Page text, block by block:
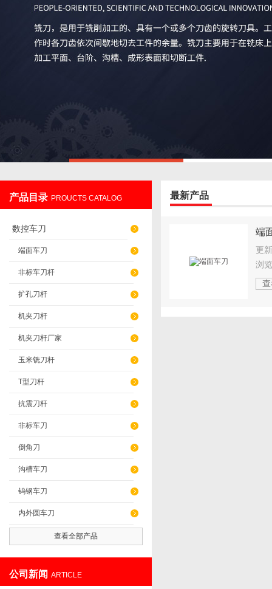
产品目录 PROUCTS CATALOG
数控车刀
端面车刀
非标车刀杆
扩孔刀杆
机夹刀杆
机夹刀杆厂家
玉米铣刀杆
T型刀杆
抗震刀杆
非标车刀
倒角刀
沟槽车刀
钨钢车刀
内外圆车刀
查看全部产品
公司新闻 ARTICLE
最新产品
端
更
浏